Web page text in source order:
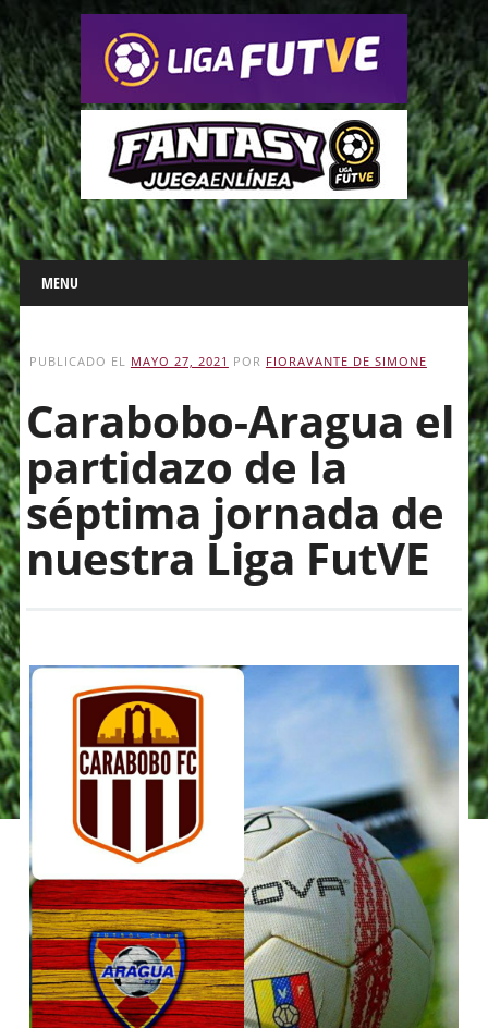
Main menu
Skip
to
content
MENU
PUBLICADO EL MAYO 27, 2021 POR FIORAVANTE DE SIMONE
Carabobo-Aragua el
partidazo de la
séptima jornada de
nuestra Liga FutVE